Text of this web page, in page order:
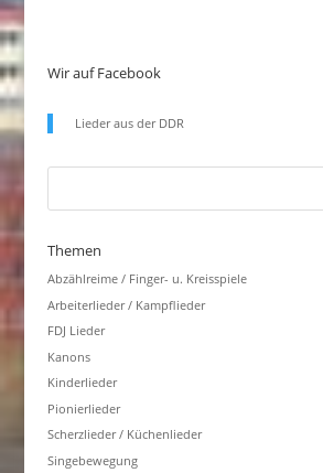
Wir auf Facebook
Lieder aus der DDR
Themen
Abzählreime / Finger- u. Kreisspiele
Arbeiterlieder / Kampflieder
FDJ Lieder
Kanons
Kinderlieder
Pionierlieder
Scherzlieder / Küchenlieder
Singebewegung